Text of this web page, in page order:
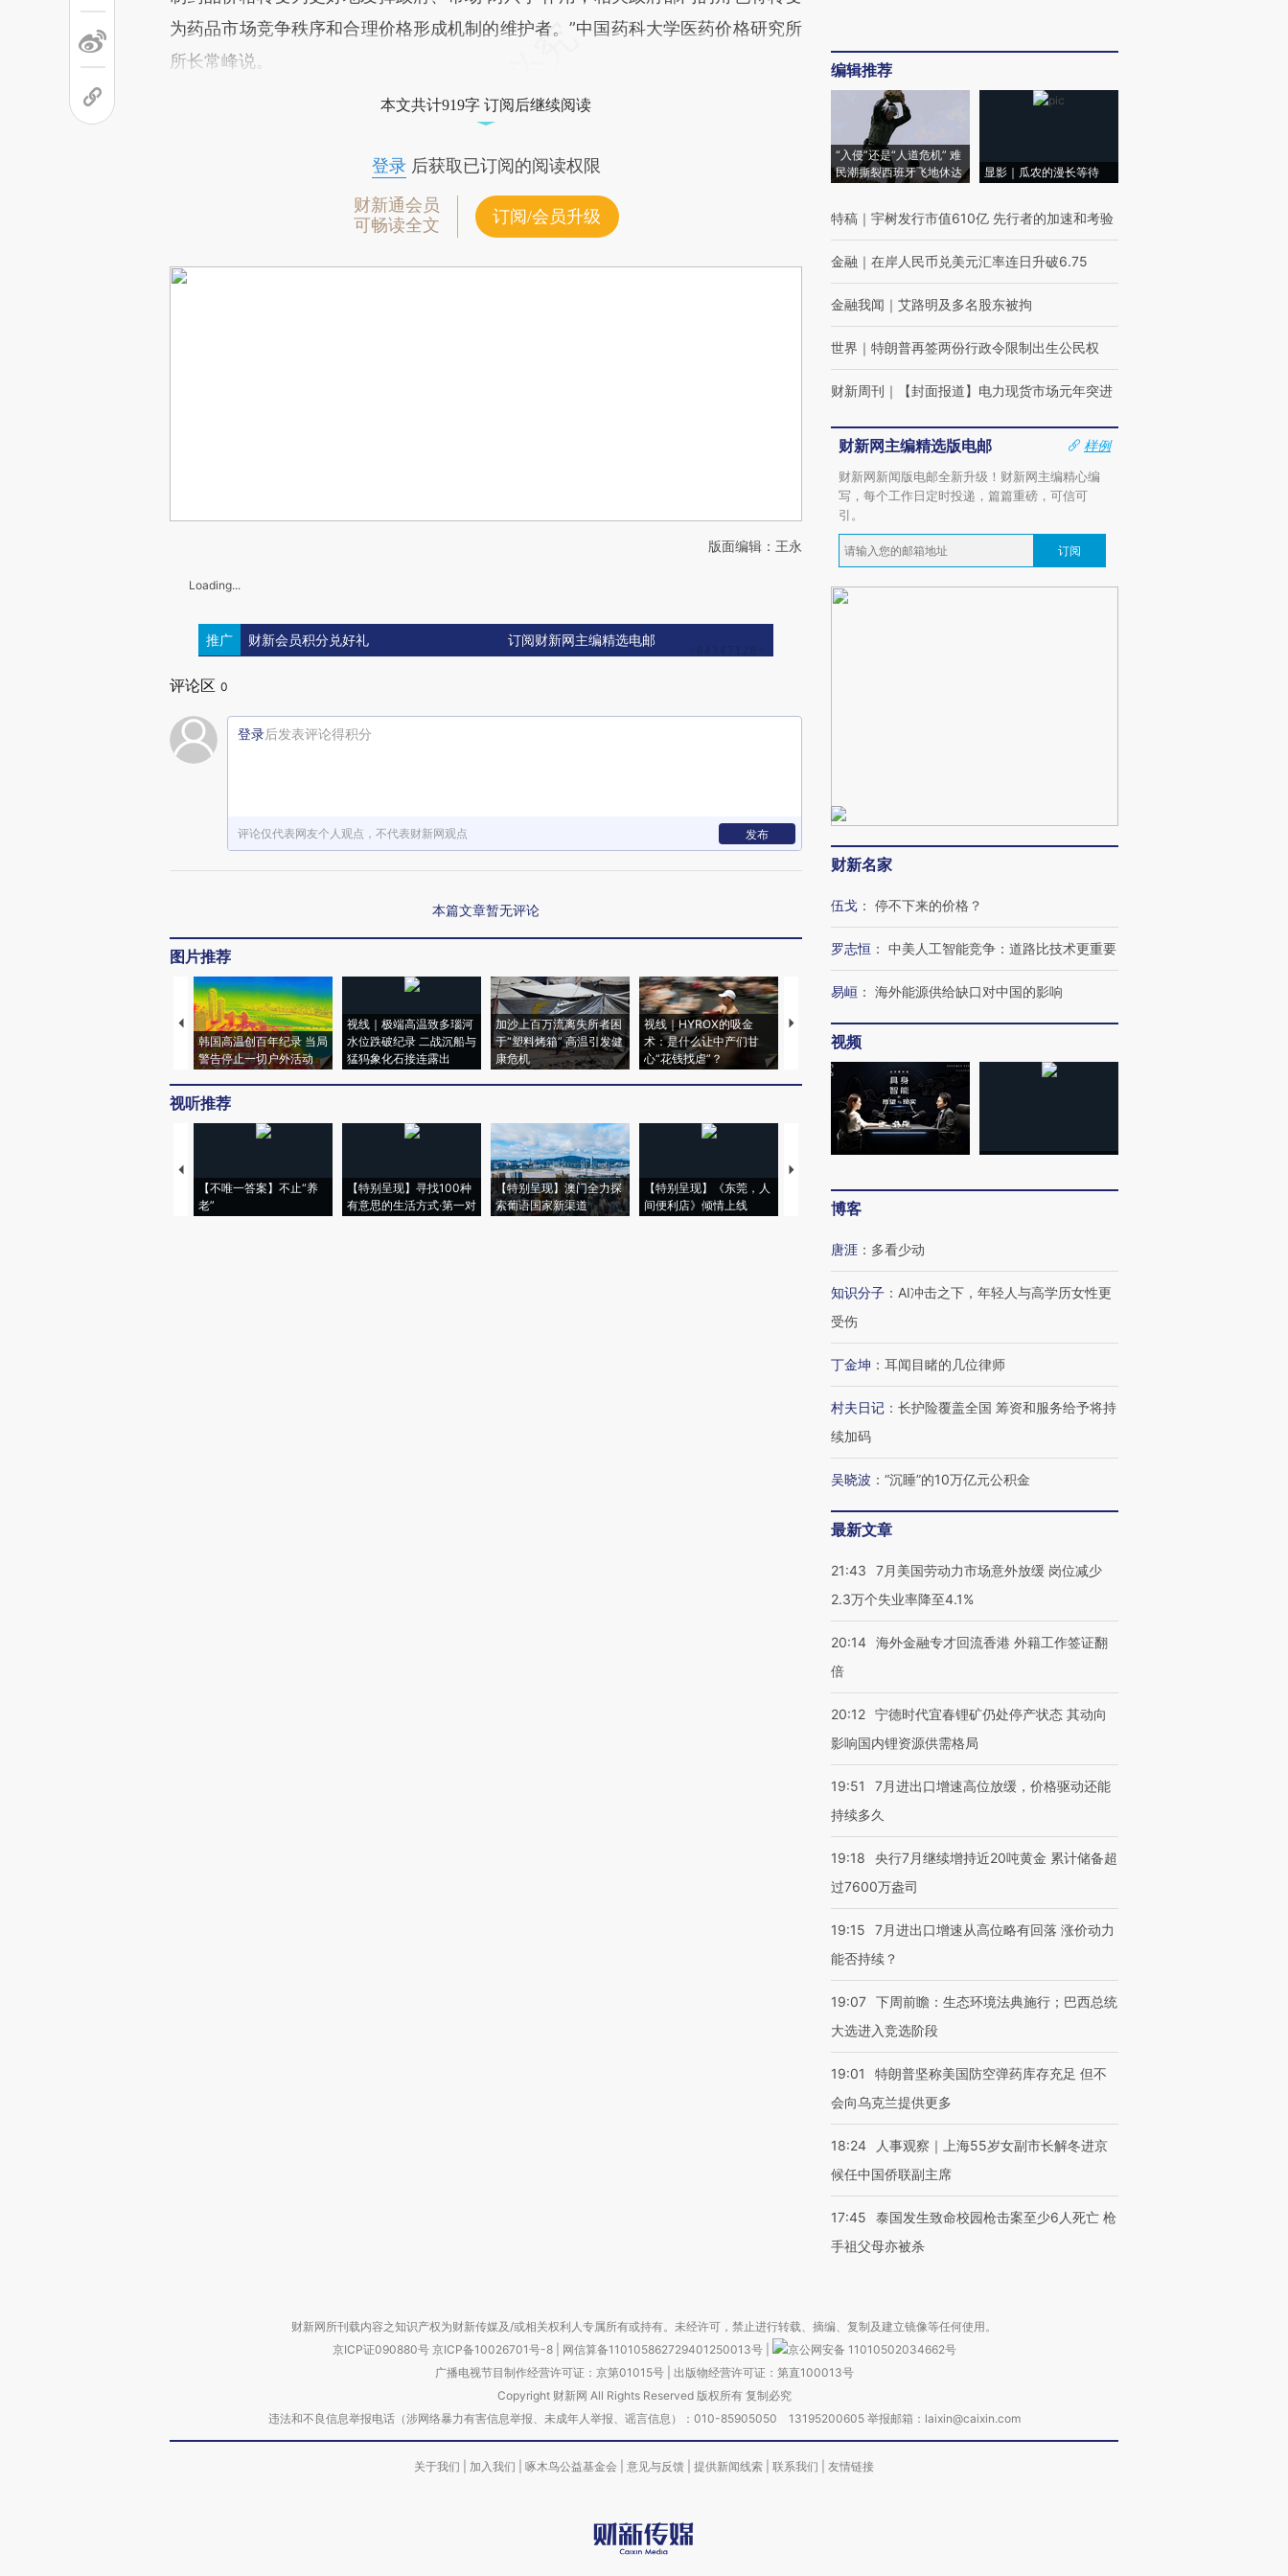
为药品市场竞争秩序和合理价格形成机制的维护者。”中国药科大学医药价格研究所
所长常峰说。
本文共计919字 订阅后继续阅读
登录后获取已订阅的阅读权限
财新通会员
可畅读全文
订阅/会员升级
版面编辑：王永
Loading...
推广 财新会员积分兑好礼 订阅财新网主编精选电邮
评论区 0
登录后发表评论得积分
评论仅代表网友个人观点，不代表财新网观点 发布
本篇文章暂无评论
图片推荐
韩国高温创百年纪录 当局
警告停止一切户外活动
视线｜极端高温致多瑙河
水位跌破纪录 二战沉船与
猛犸象化石接连露出
加沙上百万流离失所者困
于“塑料烤箱” 高温引发健
康危机
视线｜HYROX的吸金
术：是什么让中产们甘
心“花钱找虐”？
马航飞行员跨国走私7万
粒摇头丸 尿检体内含3种
视线｜被称为“蟑螂”的印
育部长拱下台
视线｜“入侵”还是“人道危
飞地休达
视听推荐
【不唯一答案】不止“养
老”
【特别呈现】寻找100种
有意思的生活方式·第一对
【特别呈现】澳门全力探
索葡语国家新渠道
【特别呈现】《东莞，人
间便利店》倾情上线
【推广】走进第四届链博
会，让数智科技“链”接产
【特别呈现】寻找100种
CFO：不靠规模取胜，华
编辑推荐
“入侵”还是“人道危机” 难
民潮撕裂西班牙飞地休达
显影｜瓜农的漫长等待
特稿 ｜ 宇树发行市值610亿 先行者的加速和考验
金融 ｜ 在岸人民币兑美元汇率连日升破6.75
金融我闻 ｜ 艾路明及多名股东被拘
世界 ｜ 特朗普再签两份行政令限制出生公民权
财新周刊 ｜ 【封面报道】电力现货市场元年突进
财新网主编精选版电邮
样例
财新网新闻版电邮全新升级！财新网主编精心编
写，每个工作日定时投递，篇篇重磅，可信可
引。
订阅
财新名家
伍戈 ： 停不下来的价格？
罗志恒 ： 中美人工智能竞争：道路比技术更重要
易峘 ： 海外能源供给缺口对中国的影响
视频
博客
唐涯 ： 多看少动
知识分子 ： AI冲击之下，年轻人与高学历女性更
受伤
丁金坤 ： 耳闻目睹的几位律师
村夫日记 ： 长护险覆盖全国 筹资和服务给予将持
续加码
吴晓波 ： “沉睡”的10万亿元公积金
最新文章
21:43
7月美国劳动力市场意外放缓 岗位减少
2.3万个失业率降至4.1%
20:14 海外金融专才回流香港 外籍工作签证翻
倍
20:12 宁德时代宜春锂矿仍处停产状态 其动向
影响国内锂资源供需格局
19:51
7月进出口增速高位放缓，价格驱动还能
持续多久
19:18
央行7月继续增持近20吨黄金 累计储备超
过7600万盎司
19:15
7月进出口增速从高位略有回落 涨价动力
能否持续？
19:07 下周前瞻：生态环境法典施行；巴西总统
大选进入竞选阶段
19:01
特朗普坚称美国防空弹药库存充足 但不
会向乌克兰提供更多
18:24
人事观察｜上海55岁女副市长解冬进京
候任中国侨联副主席
17:45
泰国发生致命校园枪击案至少6人死亡 枪
手祖父母亦被杀
财新网所刊载内容之知识产权为财新传媒及/或相关权利人专属所有或持有。未经许可，禁止进行转载、摘编、复制及建立镜像等任何使用。
京ICP证090880号 京ICP备10026701号-8 网信算备110105862729401250013号
京公网安备 11010502034662号
广播电视节目制作经营许可证：京第01015号| 出版物经营许可证：第直100013号
Copyright 财新网 All Rights Reserved 版权所有 复制必究
违法和不良信息举报电话（涉网络暴力有害信息举报、未成年人举报、谣言信息）：010-85905050 13195200605 举报邮箱：laixin@caixin.com
关于我们 加入我们 啄木鸟公益基金会 意见与反馈 提供新闻线索 联系我们 友情链接